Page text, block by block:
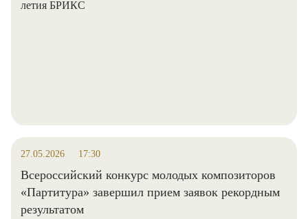
27.05.2026 17:30
Всероссийский конкурс молодых композиторов
«Партитура» завершил прием заявок рекордным
результатом